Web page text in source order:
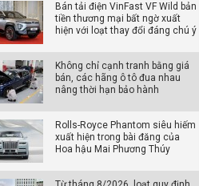
Bán tải điện VinFast VF Wild bản
tiền thương mại bất ngờ xuất
hiện với loạt thay đổi đáng chú ý
Không chỉ cạnh tranh bằng giá
bán, các hãng ô tô đua nhau
nâng thời hạn bảo hành
Rolls-Royce Phantom siêu hiếm
xuất hiện trong bài đăng của
Hoa hậu Mai Phương Thúy